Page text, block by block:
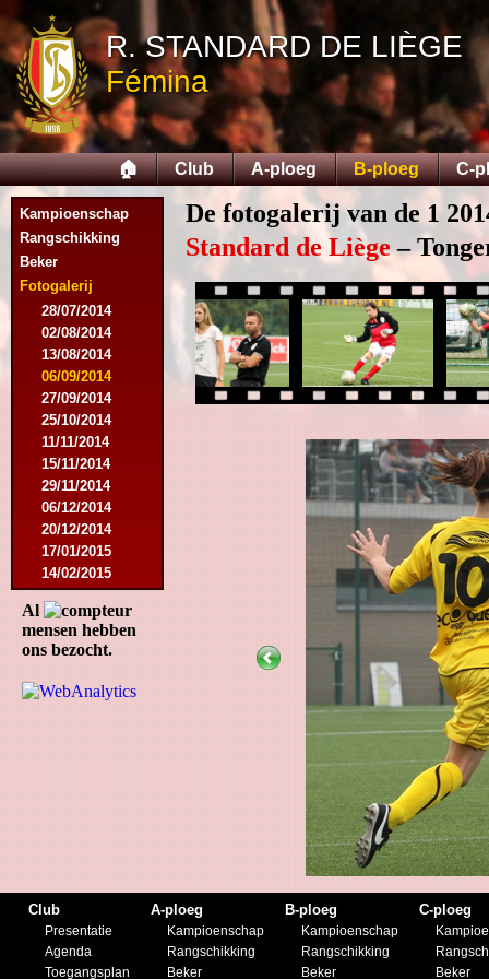
R. STANDARD DE LIÈGE
Fémina
🏠 Club A-ploeg B-ploeg C-
Kampioenschap
Rangschikking
Beker
Fotogalerij
28/07/2014
02/08/2014
13/08/2014
06/09/2014
27/09/2014
25/10/2014
11/11/2014
15/11/2014
29/11/2014
06/12/2014
20/12/2014
17/01/2015
14/02/2015
21/02/2015
18/04/2015
22/04/2015
09/05/2015
20/07/2015
01/08/2015
09/04/2016
23/04/2016
30/04/2016
18/07/2016
Al
mensen hebben
ons bezocht.
De fotogalerij van de 1
Standard de Liège–
Club
Presentatie
Agenda
Toegangsplan
A-ploeg
Kampioenschap
Rangschikking
Beker
B-ploeg
Kampioenschap
Rangschikking
Beker
C-ploeg
Beker